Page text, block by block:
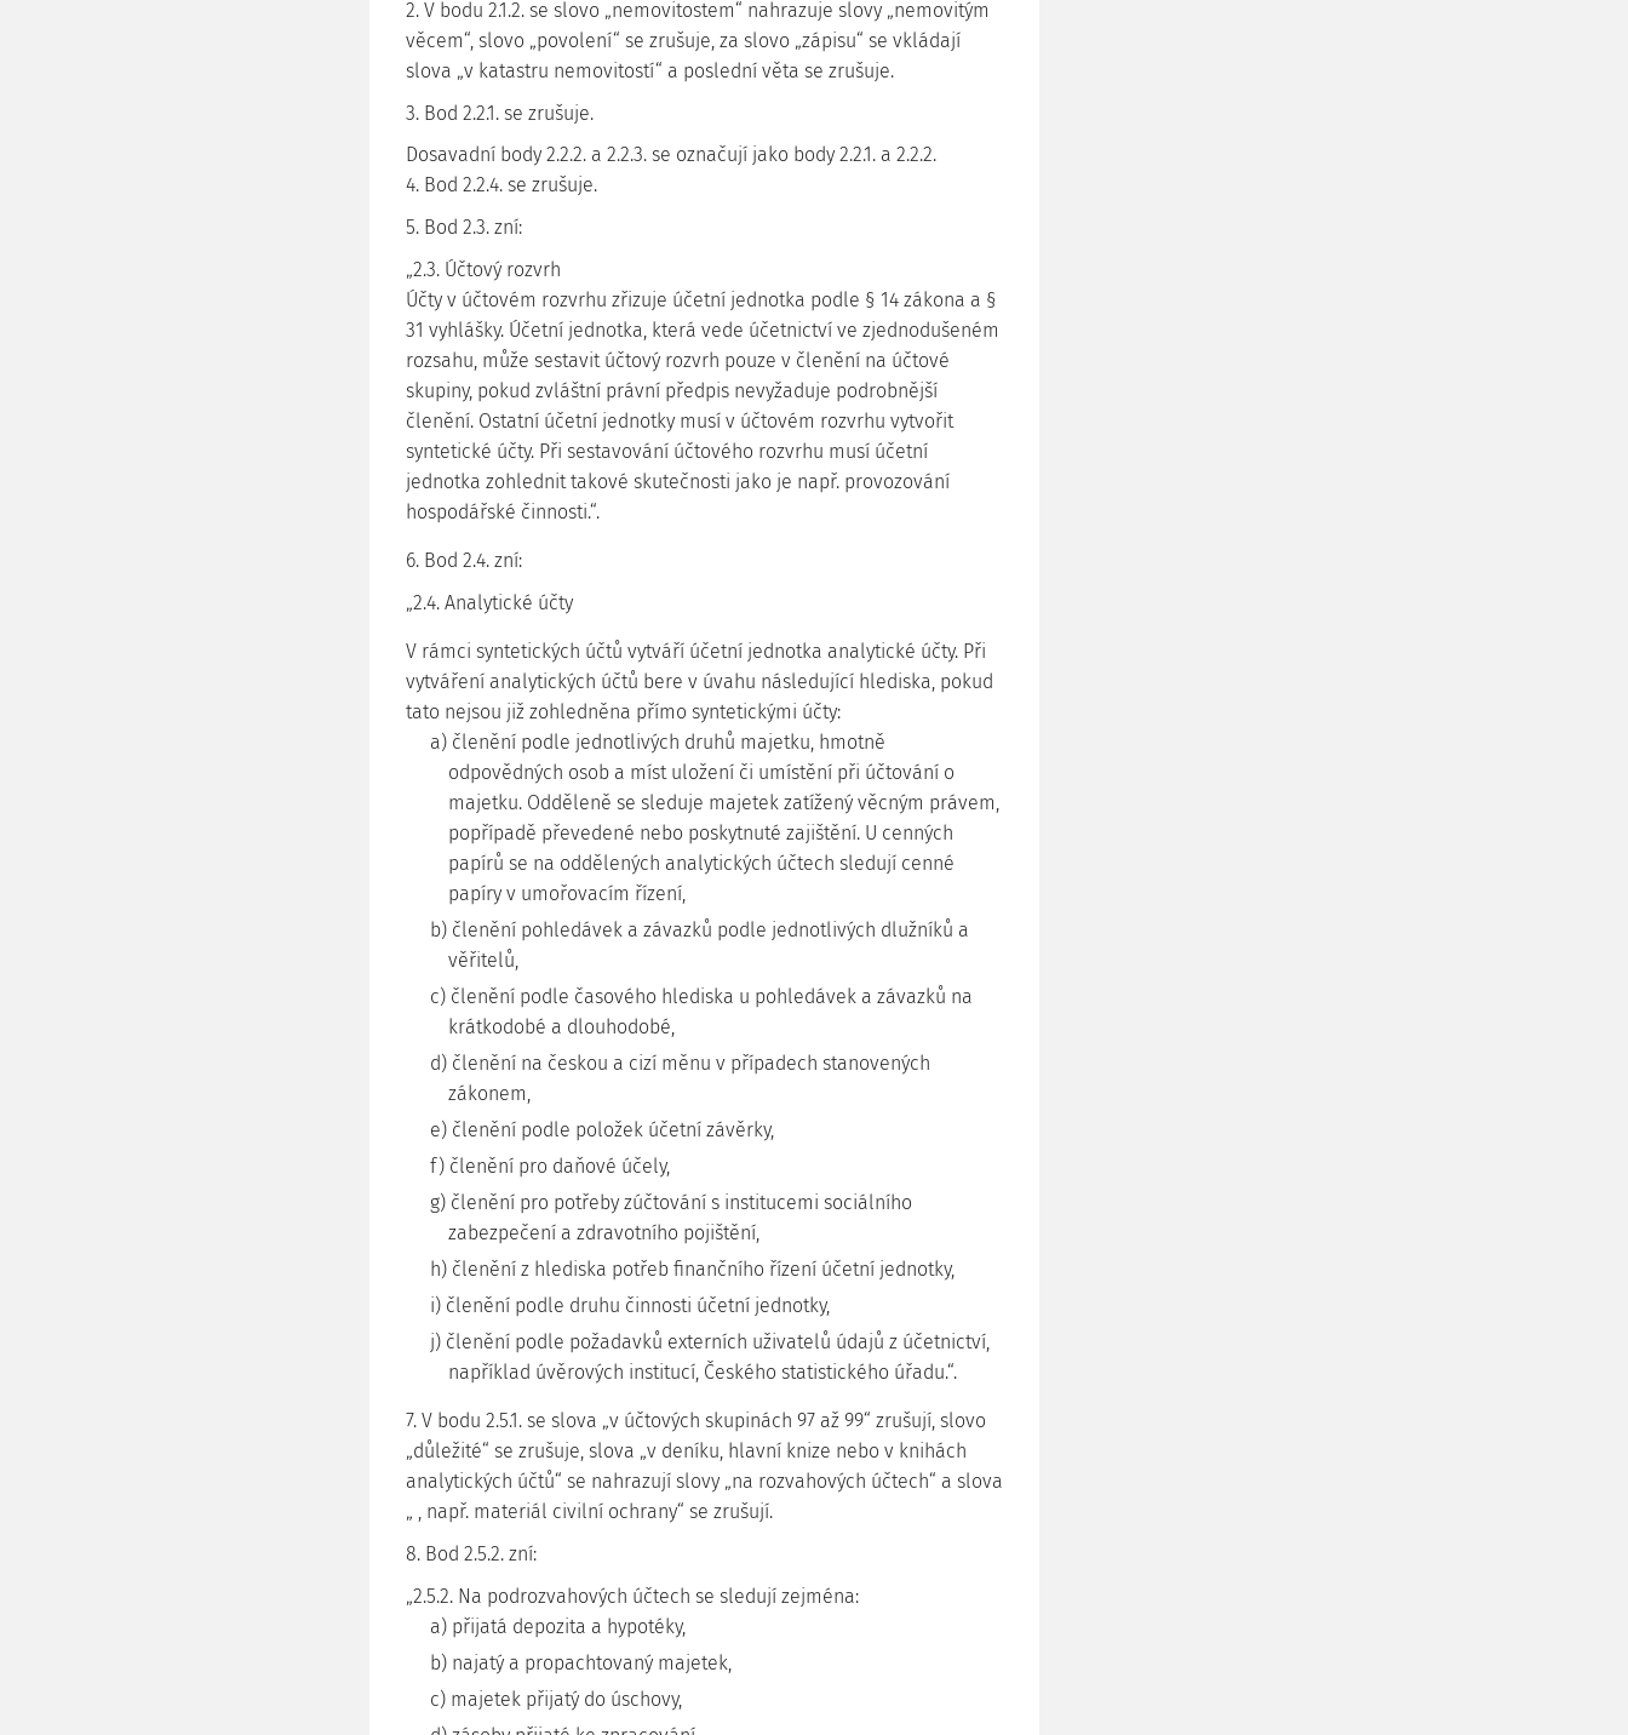
2. V bodu 2.1.2. se slovo „nemovitostem“ nahrazuje slovy „nemovitým
věcem“, slovo „povolení“ se zrušuje, za slovo „zápisu“ se vkládají
slova „v katastru nemovitostí“ a poslední věta se zrušuje.
3. Bod 2.2.1. se zrušuje.
Dosavadní body 2.2.2. a 2.2.3. se označují jako body 2.2.1. a 2.2.2.
4. Bod 2.2.4. se zrušuje.
5. Bod 2.3. zní:
„2.3. Účtový rozvrh
Účty v účtovém rozvrhu zřizuje účetní jednotka podle § 14 zákona a §
31 vyhlášky. Účetní jednotka, která vede účetnictví ve zjednodušeném
rozsahu, může sestavit účtový rozvrh pouze v členění na účtové
skupiny, pokud zvláštní právní předpis nevyžaduje podrobnější
členění. Ostatní účetní jednotky musí v účtovém rozvrhu vytvořit
syntetické účty. Při sestavování účtového rozvrhu musí účetní
jednotka zohlednit takové skutečnosti jako je např. provozování
hospodářské činnosti.“.
6. Bod 2.4. zní:
„2.4. Analytické účty
V rámci syntetických účtů vytváří účetní jednotka analytické účty. Při
vytváření analytických účtů bere v úvahu následující hlediska, pokud
tato nejsou již zohledněna přímo syntetickými účty:
a) členění podle jednotlivých druhů majetku, hmotně
odpovědných osob a míst uložení či umístění při účtování o
majetku. Odděleně se sleduje majetek zatížený věcným právem,
popřípadě převedené nebo poskytnuté zajištění. U cenných
papírů se na oddělených analytických účtech sledují cenné
papíry v umořovacím řízení,
b) členění pohledávek a závazků podle jednotlivých dlužníků a
věřitelů,
c) členění podle časového hlediska u pohledávek a závazků na
krátkodobé a dlouhodobé,
d) členění na českou a cizí měnu v případech stanovených
zákonem,
e) členění podle položek účetní závěrky,
f) členění pro daňové účely,
g) členění pro potřeby zúčtování s institucemi sociálního
zabezpečení a zdravotního pojištění,
h) členění z hlediska potřeb finančního řízení účetní jednotky,
i) členění podle druhu činnosti účetní jednotky,
j) členění podle požadavků externích uživatelů údajů z účetnictví,
například úvěrových institucí, Českého statistického úřadu.“.
7. V bodu 2.5.1. se slova „v účtových skupinách 97 až 99“ zrušují, slovo
„důležité“ se zrušuje, slova „v deníku, hlavní knize nebo v knihách
analytických účtů“ se nahrazují slovy „na rozvahových účtech“ a slova
„ , např. materiál civilní ochrany“ se zrušují.
8. Bod 2.5.2. zní:
„2.5.2. Na podrozvahových účtech se sledují zejména:
a) přijatá depozita a hypotéky,
b) najatý a propachtovaný majetek,
c) majetek přijatý do úschovy,